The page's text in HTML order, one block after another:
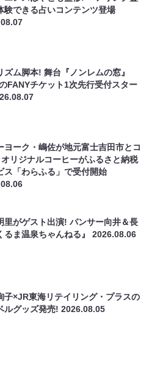
験できる占いコンテンツ登場
ズム脚本! 舞台『ノンレムの窓』
FANYチケット1次先行受付スター
ヨーク・嶋佐が地元富士吉田市とコ
リジナルコーヒーがふるさと納税
ス「わらふる」で受付開始
里がゲスト出演! パンサー向井＆長
るま温泉ちゃんねる』2026.08.06
子×JR東海リテイリング・プラスの
ルグッズ発売!2026.08.05